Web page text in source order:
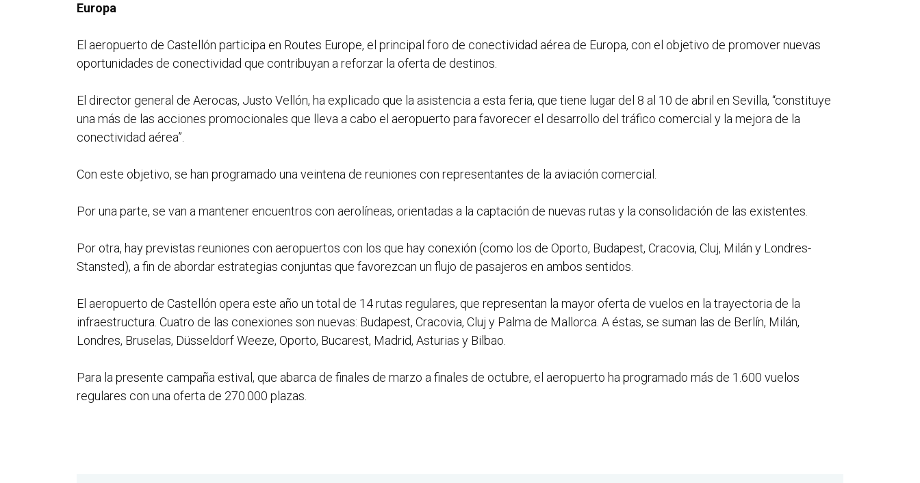
Europa
El aeropuerto de Castellón participa en Routes Europe, el principal foro de conectividad aérea de Europa, con el objetivo de promover nuevas
oportunidades de conectividad que contribuyan a reforzar la oferta de destinos.
El director general de Aerocas, Justo Vellón, ha explicado que la asistencia a esta feria, que tiene lugar del 8 al 10 de abril en Sevilla, “constituye
una más de las acciones promocionales que lleva a cabo el aeropuerto para favorecer el desarrollo del tráfico comercial y la mejora de la
conectividad aérea”.
Con este objetivo, se han programado una veintena de reuniones con representantes de la aviación comercial.
Por una parte, se van a mantener encuentros con aerolíneas, orientadas a la captación de nuevas rutas y la consolidación de las existentes.
Por otra, hay previstas reuniones con aeropuertos con los que hay conexión (como los de Oporto, Budapest, Cracovia, Cluj, Milán y Londres-
Stansted), a fin de abordar estrategias conjuntas que favorezcan un flujo de pasajeros en ambos sentidos.
El aeropuerto de Castellón opera este año un total de 14 rutas regulares, que representan la mayor oferta de vuelos en la trayectoria de la
infraestructura. Cuatro de las conexiones son nuevas: Budapest, Cracovia, Cluj y Palma de Mallorca. A éstas, se suman las de Berlín, Milán,
Londres, Bruselas, Düsseldorf Weeze, Oporto, Bucarest, Madrid, Asturias y Bilbao.
Para la presente campaña estival, que abarca de finales de marzo a finales de octubre, el aeropuerto ha programado más de 1.600 vuelos
regulares con una oferta de 270.000 plazas.